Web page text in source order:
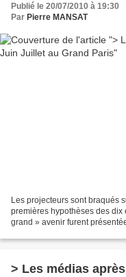
Publié le 20/07/2010 à 19:30
Par Pierre MANSAT
Les projecteurs sont braqués
premières hypothèses des
grand » avenir furent
> Les médias